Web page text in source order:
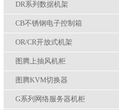
DR系列数据机架
CB不锈钢电子控制箱
OR/CR开放式机架
图腾上抽风机柜
图腾KVM切换器
G系列网络服务器机柜